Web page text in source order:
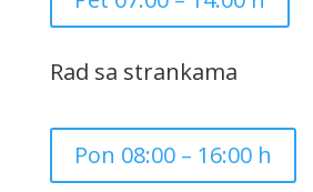
Rad sa strankama
Pon 08:00 – 16:00 h